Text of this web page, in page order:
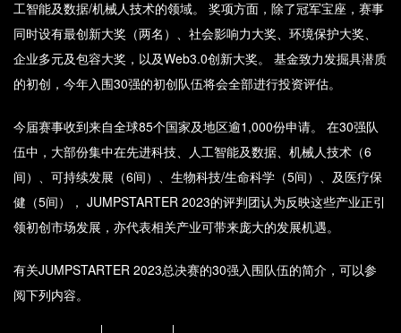
工智能及数据/机械人技术的领域。 奖项方面，除了冠军宝座，赛事
同时设有最创新大奖（两名）、社会影响力大奖、环境保护大奖、
企业多元及包容大奖，以及Web3.0创新大奖。 基金致力发掘具潜质
的初创，今年入围30强的初创队伍将会全部进行投资评估。
今届赛事收到来自全球85个国家及地区逾1,000份申请。 在30强队
伍中，大部份集中在先进科技、人工智能及数据、机械人技术（6
间）、可持续发展（6间）、生物科技/生命科学（5间）、及医疗保
健（5间）， JUMPSTARTER 2023的评判团认为反映这些产业正引
领初创市场发展，亦代表相关产业可带来庞大的发展机遇。
有关JUMPSTARTER 2023总决赛的30强入围队伍的简介，可以参
阅下列内容。